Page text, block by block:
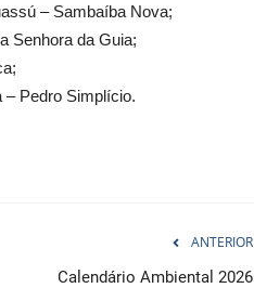
– Sambaíba Nova;
Senhora da Guia;
– Pedro Simplício.
ANTERIOR
Calendário Ambiental 2026